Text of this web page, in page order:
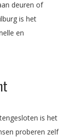
deuren of
is het
en
is het
proberen zelf